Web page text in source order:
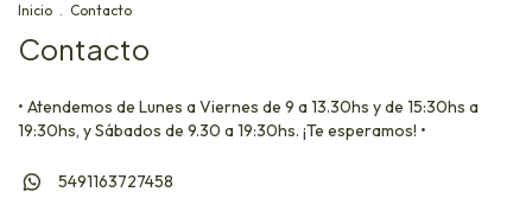
Inicio . Contacto
Contacto
• Atendemos de Lunes a Viernes de 9 a 13.30hs y de 15:30hs a
19:30hs, y Sábados de 9.30 a 19:30hs. ¡Te esperamos! •
5491163727458